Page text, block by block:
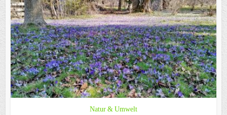
Natur & Umwelt